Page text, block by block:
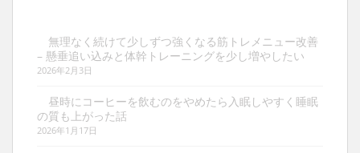
無理なく続けて少しずつ強くなる筋トレメニュー改善
– 懸垂追い込みと体幹トレーニングを少し増やしたい
2026年2月3日
昼時にコーヒーを飲むのをやめたら入眠しやすく睡眠
の質も上がった話
2026年1月17日